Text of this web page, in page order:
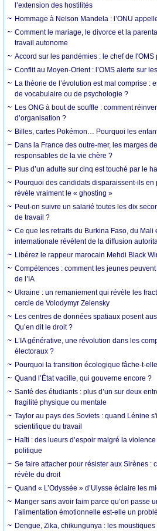
l’extension des hostilités
Hommage à Nelson Mandela : l’ONU
Comment le mariage, le divorce et la
travail autonome
Accord sur les pandémies : le chef de l'OMS
Conflit au Moyen-Orient : l’OMS alerte sur
La théorie de l’évolution est mal comprise :
de vocabulaire ou de psychologie ?
Les ONG à bout de souffle : comment
d’organisation ?
Billes, cartes Pokémon… Pourquoi les
Dans la France des outre-mer, les marges
responsables de la vie chère ?
Plus d’un adulte sur cinq est touché par le
Pourquoi des candidats disparaissent-ils en
révèle vraiment le « ghosting »
Peut-on suivre un salarié toutes les dix
de travail ?
Ce que les retraits du Burkina Faso, du
internationale révèlent de la diffusion
Libérez le rappeur marocain Mehdi Black
Compétences : comment les jeunes
de l’IA
Ukraine : un remaniement qui révèle les
cercle de Volodymyr Zelensky
Les centres de données spatiaux posent
Qu’en dit le droit ?
L’IA générative, une révolution dans les
électoraux ?
Pourquoi la transition écologique fâche-t-
Quand l’État vacille, qui gouverne encore ?
Santé des étudiants : plus d’un sur deux
fragilité physique ou mentale
Taylor au pays des Soviets : quand Lénine
scientifique du travail
Haïti : des lueurs d’espoir malgré la
politique
Se faire attacher pour résister aux Sirènes :
révèle du droit
Quand « L’Odyssée » d’Ulysse éclaire les
Manger sans avoir faim parce qu’on passe
l’alimentation émotionnelle est-elle un
Dengue, Zika, chikungunya : les